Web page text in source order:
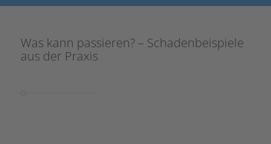
Was kann passieren? – Schadenbeispiele
aus der Praxis